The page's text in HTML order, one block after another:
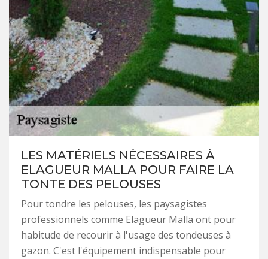
LES MATÉRIELS NÉCESSAIRES À
ELAGUEUR MALLA POUR FAIRE LA
TONTE DES PELOUSES
Pour tondre les pelouses, les paysagistes
professionnels comme Elagueur Malla ont pour
habitude de recourir à l'usage des tondeuses à
gazon. C'est l'équipement indispensable pour